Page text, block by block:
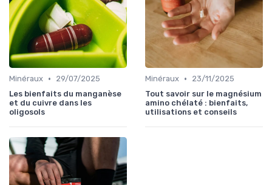
Minéraux •
29/07/2025
Les bienfaits du manganèse
et du cuivre dans les
oligosols
Minéraux •
23/11/2025
Tout savoir sur le magnésium
amino chélaté : bienfaits,
utilisations et conseils